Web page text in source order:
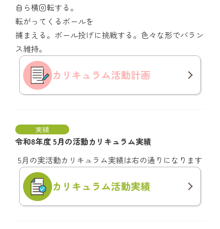
自ら横回転する。
転がってくるボールを
捕まえる。ボール投げに挑戦する。色々な形でバラン
ス維持。
カリキュラム活動計画
実績
令和8年度 5月の活動カリキュラム実績
5月の実活動カリキュラム実績は右の通りになります
カリキュラム活動実績